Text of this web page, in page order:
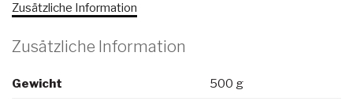
Zusätzliche Information
Zusätzliche Information
Gewicht 500 g